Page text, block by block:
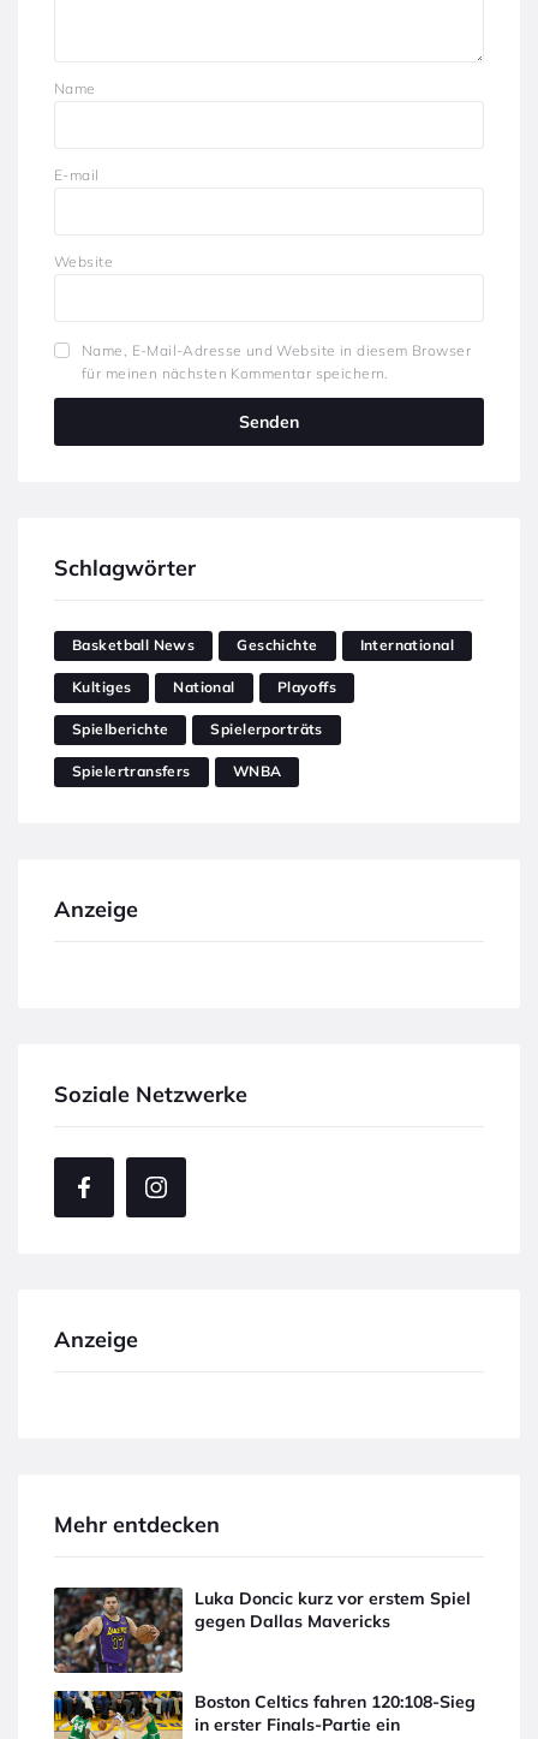
Name
E-mail
Website
Name, E-Mail-Adresse und Website in diesem Browser
für meinen nächsten Kommentar speichern.
Schlagwörter
Basketball News Geschichte International
Kultiges National Playoffs
Spielberichte Spielerporträts
Spielertransfers WNBA
Anzeige
Soziale Netzwerke
Anzeige
Mehr entdecken
Luka Doncic kurz vor erstem Spiel
gegen Dallas Mavericks
Boston Celtics fahren 120:108-Sieg
in erster Finals-Partie ein